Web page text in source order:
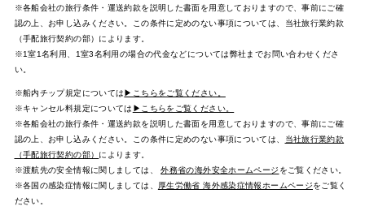
※各船会社の旅行条件・運送約款を説明した書面を用意しておりますので、事前にご確
認の上、お申し込みください。この条件に定めのない事項については、当社旅行業約款
（手配旅行契約の部）によります。
※1室1名利用、1室3名利用の場合の代金などについては弊社までお問い合わせくださ
い。
※船内チップ規定については ▶こちらをご覧ください。
※キャンセル料規定については ▶こちらをご覧ください。
※各船会社の旅行条件・運送約款を説明した書面を用意しておりますので、事前にご確
認の上、お申し込みください。この条件に定めのない事項については、
当社旅行業約款
（手配旅行契約の部） によります。
※渡航先の安全情報に関しましては、外務省の海外安全ホームページ をご覧ください。
※各国の感染症情報に関しましては、
厚生労働省 海外感染症情報ホームページをご覧く
ださい。